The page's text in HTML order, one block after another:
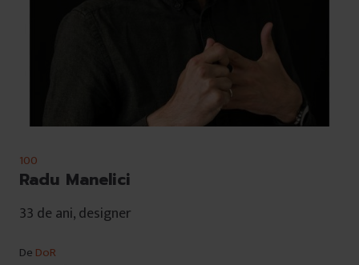
100
Radu Manelici
33 de ani, designer
De DoR